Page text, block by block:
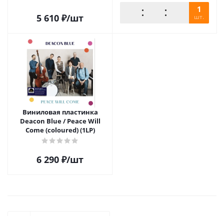
5 610 ₽/шт
1
шт.
Виниловая пластинка
Deacon Blue / Peace Will
Come (coloured) (1LP)
6 290 ₽/шт